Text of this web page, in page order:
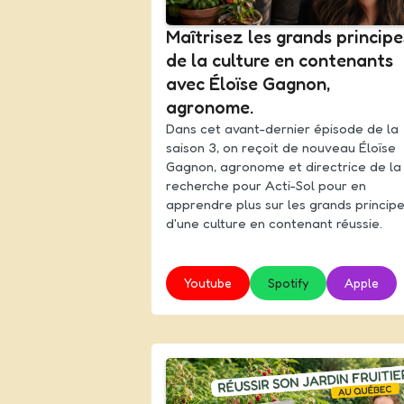
Maîtrisez les grands
de la culture en contenants
avec Éloïse Gagnon,
agronome.
Dans cet avant-dernier épisode de la
saison 3, on reçoit de nouveau Éloïse
Gagnon, agronome et directrice de la
recherche pour Acti-Sol pour en
apprendre plus sur les grands
d'une culture en contenant réussie.
Youtube Spotify Apple